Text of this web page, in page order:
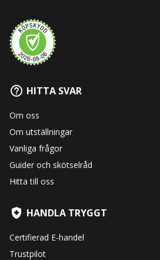
HITTA SVAR
Om oss
Om utställningar
Vanliga frågor
Guider och skötselråd
Hitta till oss
HANDLA TRYGGT
Certifierad E-handel
Trustpilot